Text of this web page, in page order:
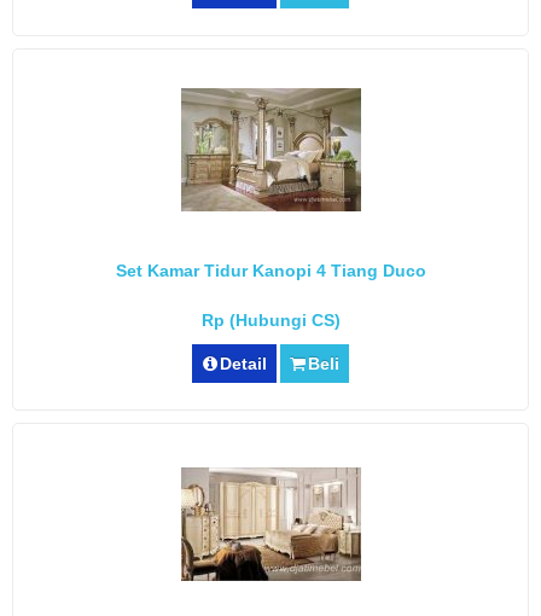
Set Kamar Tidur Kanopi 4 Tiang Duco
Rp (Hubungi CS)
Detail Beli